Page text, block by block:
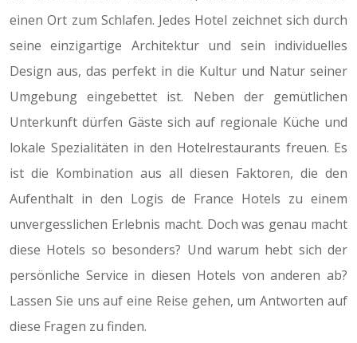
einen Ort zum Schlafen. Jedes Hotel zeichnet sich durch
seine einzigartige Architektur und sein individuelles
Design aus, das perfekt in die Kultur und Natur seiner
Umgebung eingebettet ist. Neben der gemütlichen
Unterkunft dürfen Gäste sich auf regionale Küche und
lokale Spezialitäten in den Hotelrestaurants freuen. Es
ist die Kombination aus all diesen Faktoren, die den
Aufenthalt in den Logis de France Hotels zu einem
unvergesslichen Erlebnis macht. Doch was genau macht
diese Hotels so besonders? Und warum hebt sich der
persönliche Service in diesen Hotels von anderen ab?
Lassen Sie uns auf eine Reise gehen, um Antworten auf
diese Fragen zu finden.